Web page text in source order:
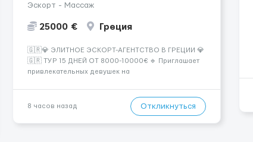
Эскорт - Массаж
25000 € Греция
🇬🇷💎 ЭЛИТНОЕ ЭСКОРТ-АГЕНТСТВО В ГРЕЦИИ 💎
🇬🇷 ТУР 15 ДНЕЙ ОТ 8000-10000€ 🔹 Приглашает
привлекательных девушек на
хорошие деньги 💶 — это предложение для тебя! 🔹
8 часов назад Откликнуться